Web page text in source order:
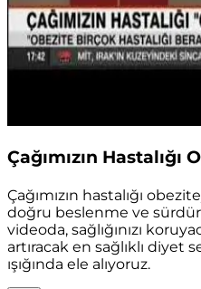
Çağımızın Hastalığı
Çağımızın hastalığı
doğru beslenme ve
videoda, sağlığınızı
artıracak en sağlıklı
ışığında ele alıyoruz.